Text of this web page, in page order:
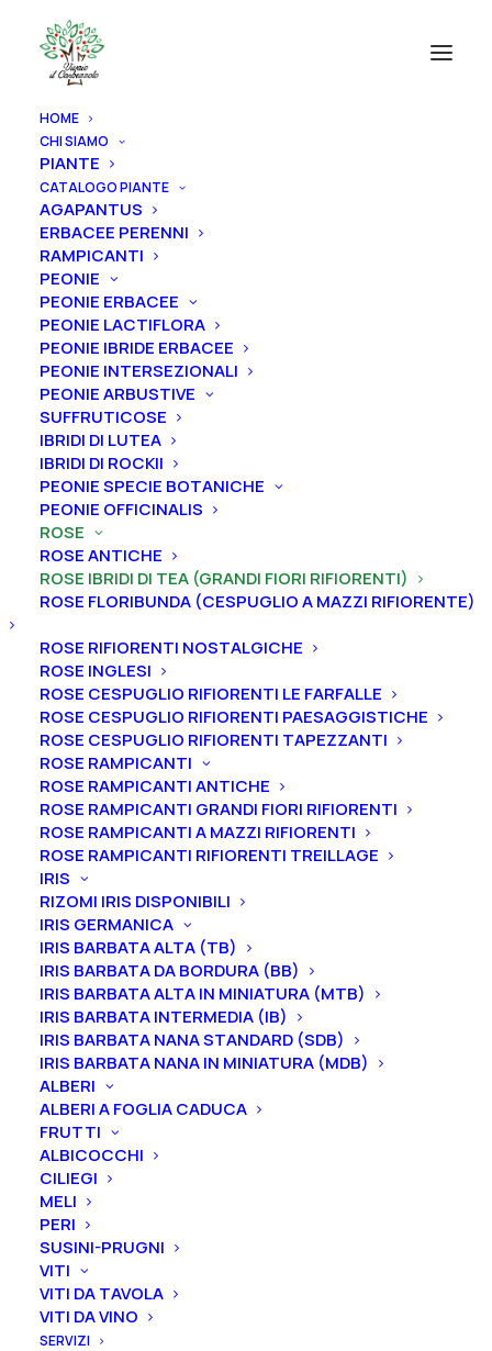
HOME
CHI SIAMO
PIANTE
CATALOGO PIANTE
AGAPANTUS
ERBACEE PERENNI
RAMPICANTI
PEONIE
PEONIE ERBACEE
PEONIE LACTIFLORA
PEONIE IBRIDE ERBACEE
PEONIE INTERSEZIONALI
PEONIE ARBUSTIVE
SUFFRUTICOSE
IBRIDI DI LUTEA
IBRIDI DI ROCKII
PEONIE SPECIE BOTANICHE
PEONIE OFFICINALIS
ROSE
ROSE ANTICHE
ROSE IBRIDI DI TEA (GRANDI FIORI RIFIORENTI)
ROSE FLORIBUNDA (CESPUGLIO A MAZZI RIFIORENTE)
ROSE RIFIORENTI NOSTALGICHE
ROSE INGLESI
ROSE CESPUGLIO RIFIORENTI LE FARFALLE
ROSE CESPUGLIO RIFIORENTI PAESAGGISTICHE
ROSE CESPUGLIO RIFIORENTI TAPEZZANTI
ROSE RAMPICANTI
ROSE RAMPICANTI ANTICHE
ROSE RAMPICANTI GRANDI FIORI RIFIORENTI
ROSE RAMPICANTI A MAZZI RIFIORENTI
ROSE RAMPICANTI RIFIORENTI TREILLAGE
IRIS
RIZOMI IRIS DISPONIBILI
IRIS GERMANICA
IRIS BARBATA ALTA (TB)
IRIS BARBATA DA BORDURA (BB)
IRIS BARBATA ALTA IN MINIATURA (MTB)
IRIS BARBATA INTERMEDIA (IB)
IRIS BARBATA NANA STANDARD (SDB)
IRIS BARBATA NANA IN MINIATURA (MDB)
ALBERI
ALBERI A FOGLIA CADUCA
FRUTTI
ALBICOCCHI
CILIEGI
MELI
PERI
SUSINI-PRUGNI
VITI
VITI DA TAVOLA
VITI DA VINO
SERVIZI
Home Rose
Rose ibridi di Tea (grandi fiori rifiorenti)
Rosa ibrido di tea rifiorente “Sissi®- Blue Moon” (Mainzer
F.)
Rosa ibrido di tea rifiorente
“Sissi®- Blue Moon”
(Mainzer F.)
19,00€
La Rosa “Sissi®-Blue Moon” è un ibrido di Tea
rifiorente dal fiore doppio (8-10 cm), composto da 40
petali, color lilla-argento dal profumo forte ed
avvolgente e molto rifiorente. Il cespuglio cresce
vigoroso e raggiunge gli 80-100 cm di altezza e si
adatta bene alla coltivazione in vaso. Da sempre è
molto amata per il reciso.
Dimensione vaso